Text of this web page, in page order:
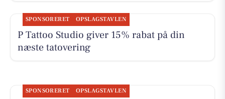
SPONSORERET OPSLAGSTAVLEN
P Tattoo Studio giver 15% rabat på din
næste tatovering
SPONSORERET OPSLAGSTAVLEN